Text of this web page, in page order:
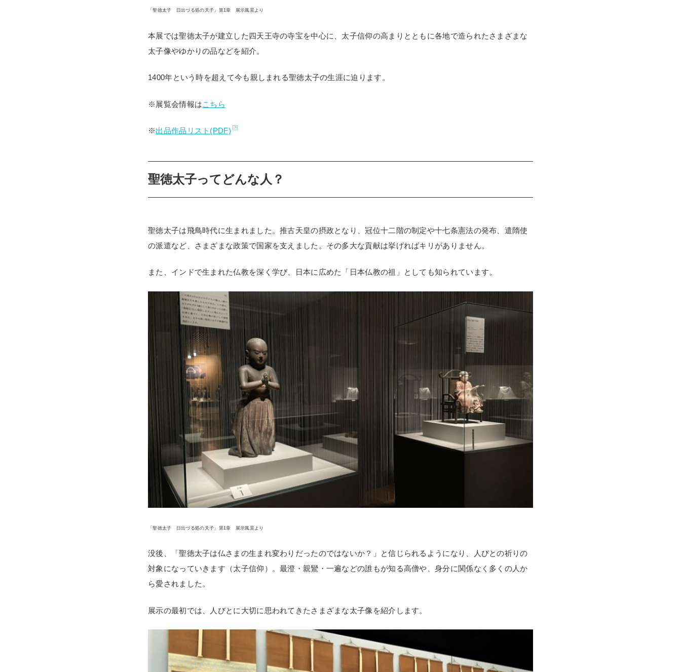
「聖徳太子 日出づる処の天子」第1章 展示風景より
本展では聖徳太子が建立した四天王寺の寺宝を中心に、太子信仰の高まりとともに各地で造られたさまざまな
太子像やゆかりの品などを紹介。
1400年という時を超えて今も親しまれる聖徳太子の生涯に迫ります。
※展覧会情報はこちら
※出品作品リスト(PDF)
聖徳太子ってどんな人？
聖徳太子は飛鳥時代に生まれました。推古天皇の摂政となり、冠位十二階の制定や十七条憲法の発布、遣隋使
の派遣など、さまざまな政策で国家を支えました。その多大な貢献は挙げればキリがありません。
また、インドで生まれた仏教を深く学び、日本に広めた「日本仏教の祖」としても知られています。
「聖徳太子 日出づる処の天子」第1章 展示風景より
没後、「聖徳太子は仏さまの生まれ変わりだったのではないか？」と信じられるようになり、人びとの祈りの
対象になっていきます（太子信仰）。最澄・親鸞・一遍などの誰もが知る高僧や、身分に関係なく多くの人か
ら愛されました。
展示の最初では、人びとに大切に思われてきたさまざまな太子像を紹介します。